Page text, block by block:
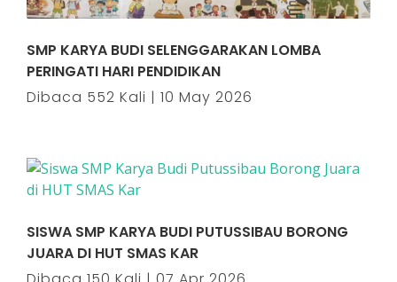
SMP KARYA BUDI SELENGGARAKAN LOMBA
PERINGATI HARI PENDIDIKAN
Dibaca 552 Kali | 10 May 2026
SISWA SMP KARYA BUDI PUTUSSIBAU BORONG
JUARA DI HUT SMAS KAR